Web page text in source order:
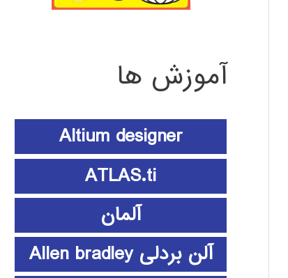
آموزش ها
Altium designer
ATLAS.ti
آلمان
آلن بردلی Allen bradley